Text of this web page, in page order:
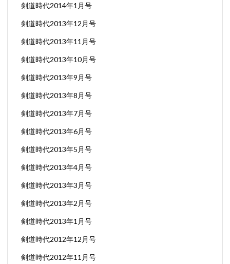
剣道時代2014年1月号
剣道時代2013年12月号
剣道時代2013年11月号
剣道時代2013年10月号
剣道時代2013年9月号
剣道時代2013年8月号
剣道時代2013年7月号
剣道時代2013年6月号
剣道時代2013年5月号
剣道時代2013年4月号
剣道時代2013年3月号
剣道時代2013年2月号
剣道時代2013年1月号
剣道時代2012年12月号
剣道時代2012年11月号